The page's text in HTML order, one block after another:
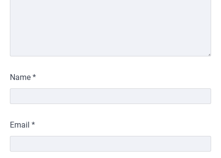
Name *
Email *